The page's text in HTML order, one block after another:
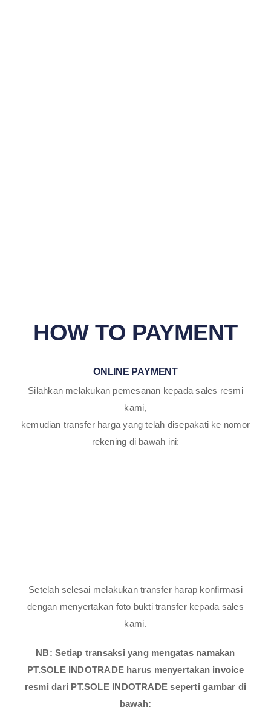
HOW TO PAYMENT
ONLINE PAYMENT
Silahkan melakukan pemesanan kepada sales resmi
kami,
kemudian transfer harga yang telah disepakati ke nomor
rekening di bawah ini:
Setelah selesai melakukan transfer harap konfirmasi
dengan menyertakan foto bukti transfer kepada sales
kami.
NB: Setiap transaksi yang mengatas namakan
PT.SOLE INDOTRADE harus menyertakan invoice
resmi dari PT.SOLE INDOTRADE seperti gambar di
bawah: